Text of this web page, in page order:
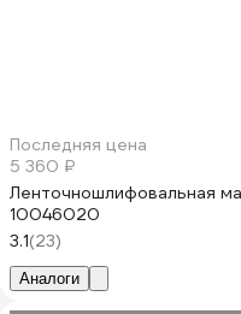
Последняя цена
5 360 ₽
Ленточношлифовальная
10046020
3.1(23)
Аналоги